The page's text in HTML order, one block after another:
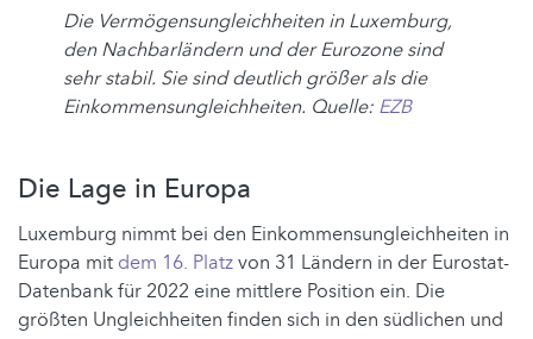
Die Vermögensungleichheiten in Luxemburg,
den Nachbarländern und der Eurozone sind
sehr stabil. Sie sind deutlich größer als die
Einkommensungleichheiten. Quelle: EZB
Die Lage in Europa
Luxemburg nimmt bei den Einkommensungleichheiten in
Europa mit dem 16. Platzvon 31 Ländern in der Eurostat-
Datenbank für 2022 eine mittlere Position ein. Die
größten Ungleichheiten finden sich in den südlichen und